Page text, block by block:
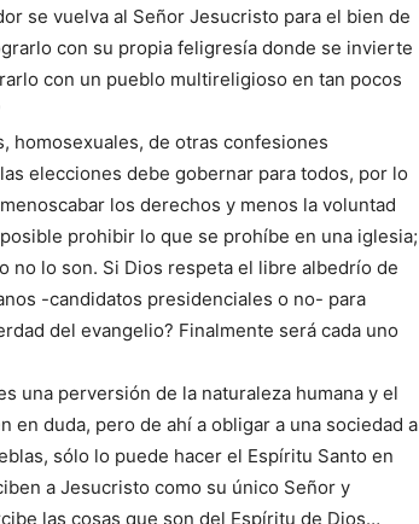
se vuelva al Señor Jesucristo para el bien de
con su propia feligresía donde se invierte
con un pueblo multireligioso en tan pocos
homosexuales, de otras confesiones
elecciones debe gobernar para todos, por lo
los derechos y menos la voluntad
prohibir lo que se prohíbe en una iglesia;
no lo son. Si Dios respeta el libre albedrío de
-candidatos presidenciales o no- para
del evangelio? Finalmente será cada uno
una perversión de la naturaleza humana y el
en duda, pero de ahí a obligar a una sociedad a
sólo lo puede hacer el Espíritu Santo en
a Jesucristo como su único Señor y
las cosas que son del Espíritu de Dios…